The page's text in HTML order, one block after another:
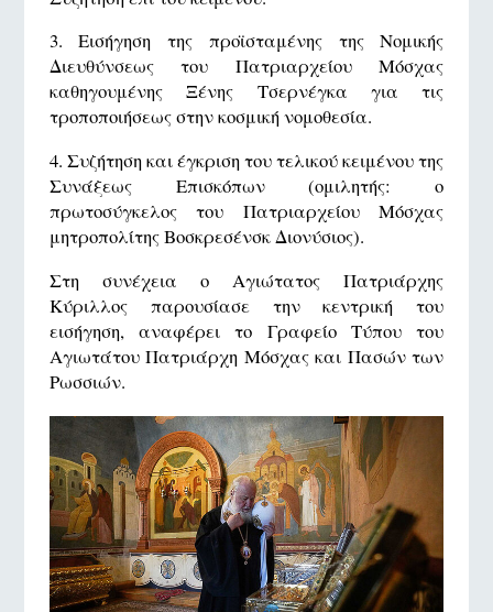
3. Εισήγηση της προϊσταμένης της Νομικής
Διευθύνσεως του Πατριαρχείου Μόσχας
καθηγουμένης Ξένης Τσερνέγκα για τις
τροποποιήσεως στην κοσμική νομοθεσία.
4. Συζήτηση και έγκριση του τελικού κειμένου της
Συνάξεως Επισκόπων (ομιλητής: ο
πρωτοσύγκελος του Πατριαρχείου Μόσχας
μητροπολίτης Βοσκρεσένσκ Διονύσιος).
Στη συνέχεια ο Αγιώτατος Πατριάρχης
Κύριλλος παρουσίασε την κεντρική του
εισήγηση, αναφέρει το Γραφείο Τύπου του
Αγιωτάτου Πατριάρχη Μόσχας και Πασών των
Ρωσσιών.